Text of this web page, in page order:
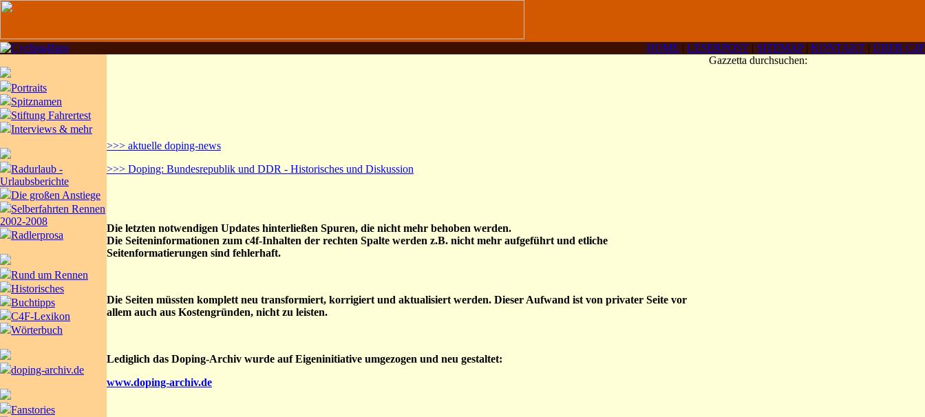
HOME | LESERPOST | SITEMAP| KONTAKT | ÜBER C4F
Portraits
Spitznamen
Stiftung Fahrertest
Interviews & mehr
Radurlaub -
Urlaubsberichte
Die großen Anstiege
Selberfahrten Rennen
2002-2008
Radlerprosa
Rund um Rennen
Historisches
Buchtipps
C4F-Lexikon
Wörterbuch
doping-archiv.de
Fanstories
>>> aktuelle doping-news
>>> Doping: Bundesrepublik und DDR - Historisches und Diskussion
Die letzten notwendigen Updates hinterließen Spuren, die nicht mehr behoben werden.
Die Seiteninformationen zum c4f-Inhalten der rechten Spalte werden z.B. nicht mehr aufgeführt und etliche
Seitenformatierungen sind fehlerhaft.
Die Seiten müssten komplett neu transformiert, korrigiert und aktualisiert werden. Dieser Aufwand ist von privater Seite vor
allem auch aus Kostengründen, nicht zu leisten.
Lediglich das Doping-Archiv wurde auf Eigeninitiative umgezogen und neu gestaltet:
www.doping-archiv.de
Gazzetta durchsuchen: